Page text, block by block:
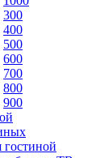
300
400
500
600
700
800
900
гостиной